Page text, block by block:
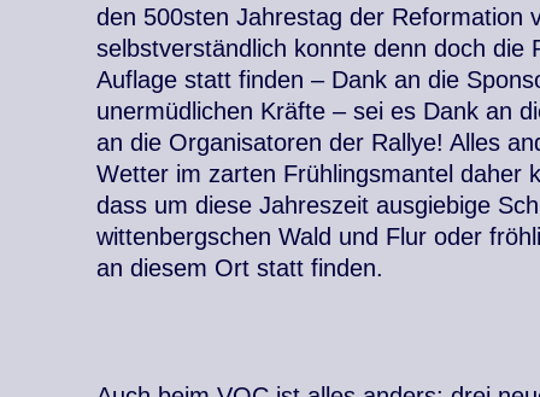
den 500sten Jahrestag der Reformation
selbstverständlich konnte denn doch die
Auflage statt finden – Dank an die
unermüdlichen Kräfte – sei es Dank an
an die Organisatoren der Rallye! Alles
Wetter im zarten Frühlingsmantel daher
dass um diese Jahreszeit ausgiebige
wittenbergschen Wald und Flur oder
an diesem Ort statt finden.